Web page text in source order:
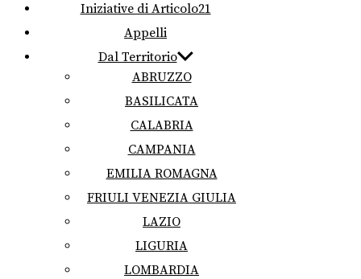
Iniziative di Articolo21
Appelli
Dal Territorio
ABRUZZO
BASILICATA
CALABRIA
CAMPANIA
EMILIA ROMAGNA
FRIULI VENEZIA GIULIA
LAZIO
LIGURIA
LOMBARDIA